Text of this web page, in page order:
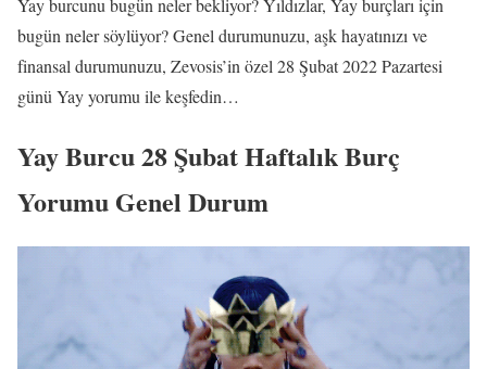
Yay burcunu bugün neler bekliyor? Yıldızlar, Yay burçları için
bugün neler söylüyor? Genel durumunuzu, aşk hayatınızı ve
finansal durumunuzu, Zevosis’in özel 28 Şubat 2022 Pazartesi
günü Yay yorumu ile keşfedin…
Yay Burcu 28 Şubat Haftalık Burç
Yorumu Genel Durum